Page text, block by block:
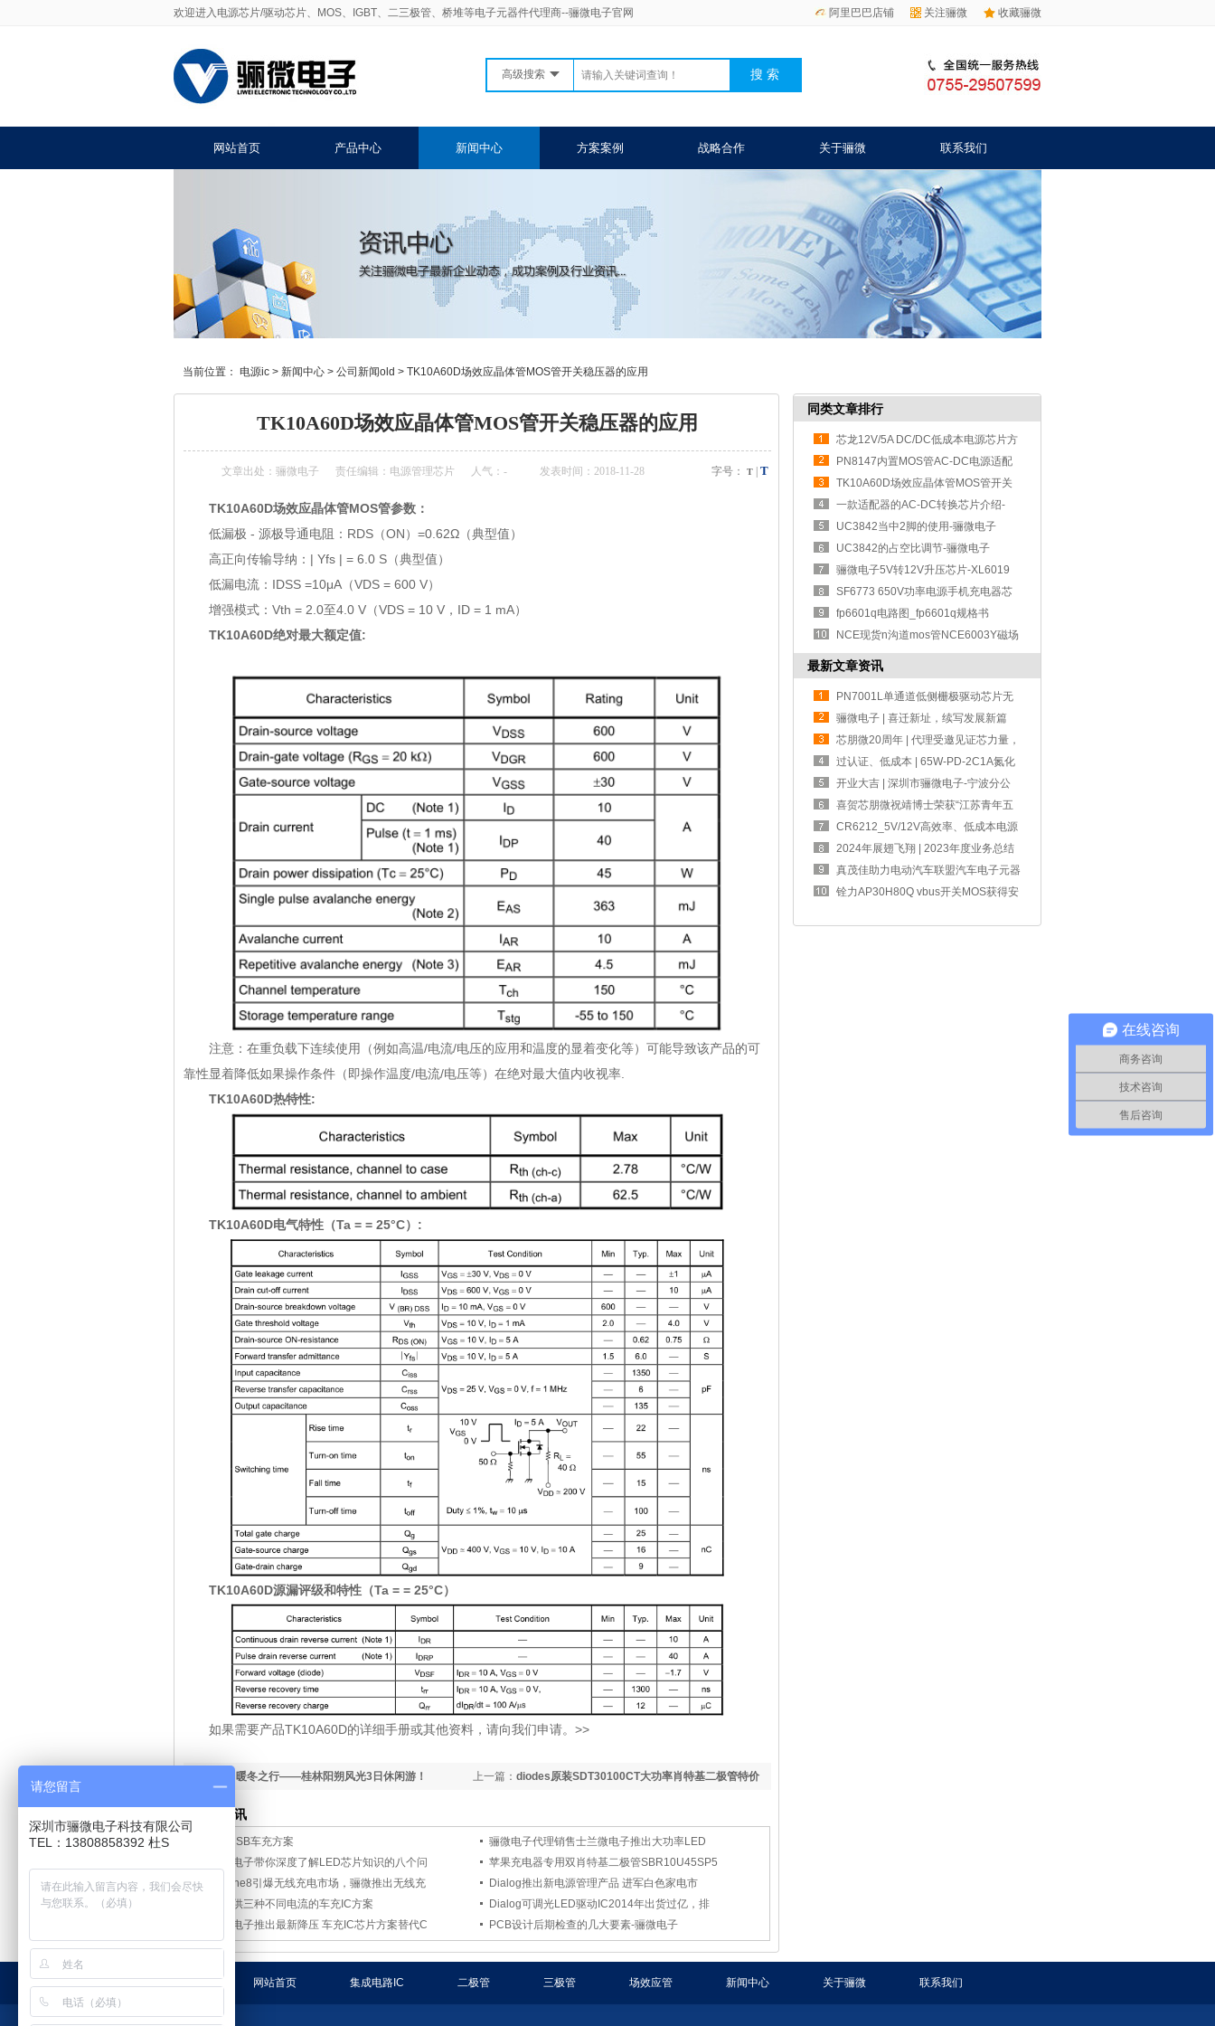
阿里巴巴店铺 关注骊微 收藏骊微
欢迎进入电源芯片/驱动芯片、MOS、IGBT、二三极管、桥堆等电子元器件代理商--骊微电子官网
高级搜索
网站首页 产品中心 新闻中心 方案案例 战略合作 关于骊微 联系我们
当前位置： 电源ic > 新闻中心 > 公司新闻old > TK10A60D场效应晶体管MOS管开关稳压器的应用
TK10A60D场效应晶体管MOS管开关稳压器的应用
字号： T T
文章出处： 骊微电子 责任编辑：电源管理芯片 人气： - 发表时间：2018-11-28
TK10A60D场效应晶体管MOS管参数：
低漏极 - 源极导通电阻：RDS（ON）=0.62Ω（典型值）
高正向传输导纳：| Yfs | = 6.0 S（典型值）
低漏电流：IDSS =10μA（VDS = 600 V）
增强模式：Vth = 2.0至4.0 V（VDS = 10 V，ID = 1 mA）
TK10A60D绝对最大额定值:
注意：在重负载下连续使用（例如高温/电流/电压的应用和温度的显着变化等）可能导致该产品的可
靠性显着降低如果操作条件（即操作温度/电流/电压等）在绝对最大值内收视率.
TK10A60D热特性:
TK10A60D电气特性（Ta = = 25°C）:
TK10A60D源漏评级和特性（Ta = = 25°C）
如果需要产品TK10A60D的详细手册或其他资料，请向我们申请。>>
上一篇： diodes原装SDT30100CT大功率肖特基二极管特价
暖冬之行——桂林阳朔风光3日休闲游！
相关资讯
3口USB车充方案
骊微电子代理销售士兰微电子推出大功率LED
骊微电子带你深度了解LED芯片知识的八个问
苹果充电器专用双肖特基二极管SBR10U45SP5
iPhone8引爆无线充电市场，骊微推出无线充
Dialog推出新电源管理产品 进军白色家电市
能提供三种不同电流的车充IC方案
Dialog可调光LED驱动IC2014年出货过亿，排
骊微电子推出最新降压 车充IC芯片方案替代C
PCB设计后期检查的几大要素-骊微电子
同类文章排行
芯龙12V/5A DC/DC低成本电源芯片方
案-XL150
PN8147内置MOS管AC-DC电源适配
器IC方案-芯
TK10A60D场效应晶体管MOS管开关
稳压器的应
一款适配器的AC-DC转换芯片介绍-
SD4873
UC3842当中2脚的使用-骊微电子
UC3842的占空比调节-骊微电子
骊微电子5V转12V升压芯片-XL6019
SF6773 650V功率电源手机充电器芯
片
fp6601q电路图_fp6601q规格书
_fp6601q
NCE现货n沟道mos管NCE6003Y磁场
应管SOT23-3
最新文章资讯
PN7001L单通道低侧栅极驱动芯片无
缝代换 UC
骊微电子 | 喜迁新址，续写发展新篇
章！
芯朋微20周年 | 代理受邀见证芯力量，
共赴
过认证、低成本 | 65W-PD-2C1A氮化
镓设计方
开业大吉 | 深圳市骊微电子-宁波分公
司！
喜贺芯朋微祝靖博士荣获“江苏青年五
四奖章
CR6212_5V/12V高效率、低成本电源
方案，完
2024年展翅飞翔 | 2023年度业务总结
交流大
真茂佳助力电动汽车联盟汽车电子元器
件工作
铨力AP30H80Q vbus开关MOS获得安
网站首页 集成电路IC 二极管 三极管 场效应管 新闻中心 关于骊微 联系我们
在线咨询
商务咨询
技术咨询
售后咨询
请您留言
深圳市骊微电子科技有限公司
TEL：13808858392 杜S